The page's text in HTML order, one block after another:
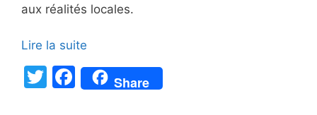
aux réalités locales.
Lire la suite
T
F
a
Share